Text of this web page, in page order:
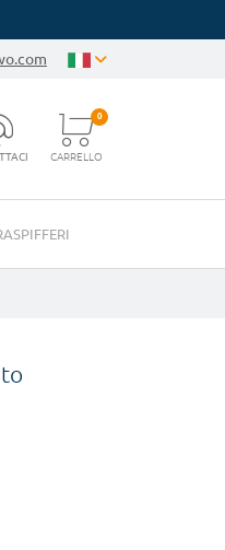
CARRELLO
0